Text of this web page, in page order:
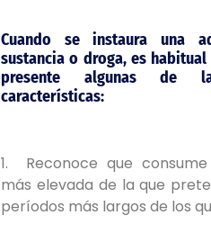
Cuando se instaura una
sustancia o droga, es
presente algunas de
características:
1. Reconoce que
más elevada de la que
períodos más largos de los